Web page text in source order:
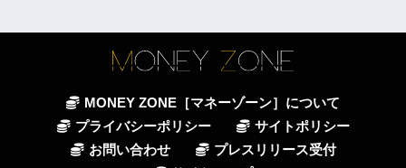
MONEY ZONE［マネーゾーン］について
プライバシーポリシー
サイトポリシー
お問い合わせ
プレスリリース受付